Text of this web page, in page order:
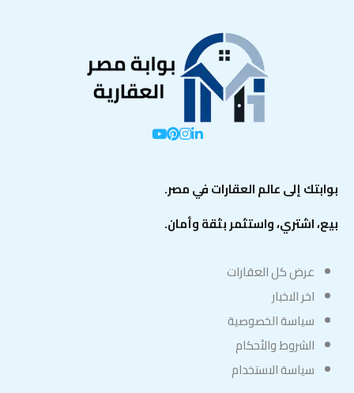
بوابتك إلى عالم العقارات في مصر.
بيع، اشتري، واستثمر بثقة وأمان.
عرض كل العقارات
اخر الاخبار
سياسة الخصوصية
الشروط والأحكام
سياسة الاستخدام